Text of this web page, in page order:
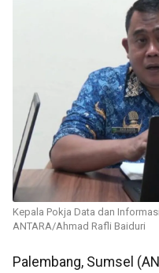
Kepala Pokja Data dan
ANTARA/Ahmad Rafli Baiduri
Palembang, Sumsel